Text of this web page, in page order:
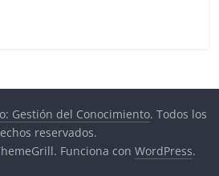
Gestión del Conocimiento. Todos los
reservados.
Funciona conWordPress.